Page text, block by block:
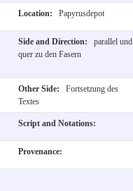
Location: Papyrusdepot
Side and Direction:
parallel und
quer zu den Fasern
Other Side:
Fortsetzung des
Textes
Script and Notations:
Provenance: